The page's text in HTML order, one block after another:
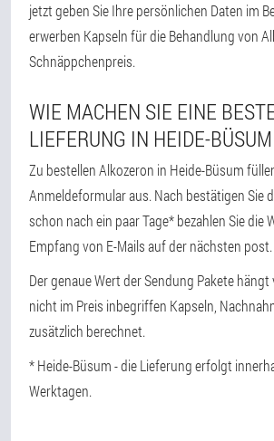
jetzt geben Sie Ihre persönlichen Daten im
erwerben Kapseln für die Behandlung von
Schnäppchenpreis.
WIE MACHEN SIE EINE
LIEFERUNG IN HEIDE-BÜSUM
Zu bestellen Alkozeron in Heide-Büsum
Anmeldeformular aus. Nach bestätigen Sie
schon nach ein paar Tage* bezahlen Sie die
Empfang von E-Mails auf der nächsten post.
Der genaue Wert der Sendung Pakete hängt
nicht im Preis inbegriffen Kapseln,
zusätzlich berechnet.
* Heide-Büsum - die Lieferung erfolgt
Werktagen.